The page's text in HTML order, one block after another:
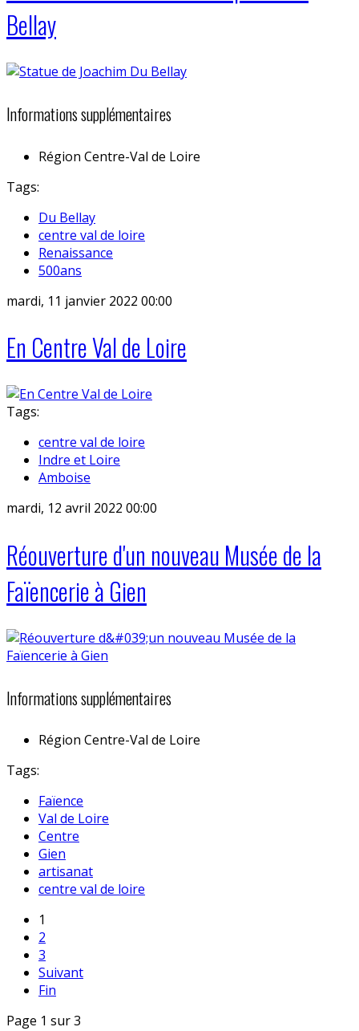
Bellay
Informations supplémentaires
Région Centre-Val de Loire
Tags:
Du Bellay
centre val de loire
Renaissance
500ans
mardi, 11 janvier 2022 00:00
En Centre Val de Loire
Tags:
centre val de loire
Indre et Loire
Amboise
mardi, 12 avril 2022 00:00
Réouverture d'un nouveau Musée de la
Faïencerie à Gien
Informations supplémentaires
Région Centre-Val de Loire
Tags:
Faïence
Val de Loire
Centre
Gien
artisanat
centre val de loire
1
2
3
Suivant
Fin
Page 1 sur 3